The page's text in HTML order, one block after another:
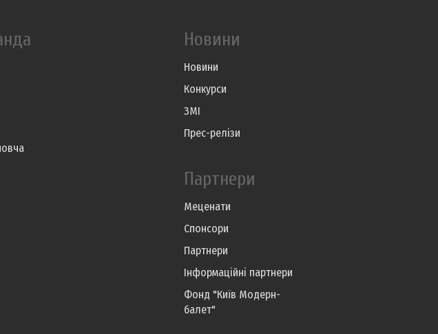
Новини
Новини
Конкурси
ЗМІ
Прес-релізи
Партнери
Меценати
Спонсори
Партнери
Інформаційні партнери
Фонд "Київ Модерн-
балет"